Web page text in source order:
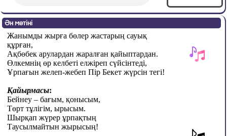
Ән мәтіні
Жанымды жырға бөлер жастарың сауық
құрған,
Ақбөбек арулардан жаралған қайыптардан.
Өлкемнің өр келбеті елжіреп сүйсінтеді,
Ұрпағын желеп-жебеп Пір Бекет жүрсін тегі!
Қайырмасы:
Бейнеу – бағым, қонысым,
Төрт тұлігім, ырысым.
Шырқап жүрер ұрпақтың
Таусылмайтын жырысың!